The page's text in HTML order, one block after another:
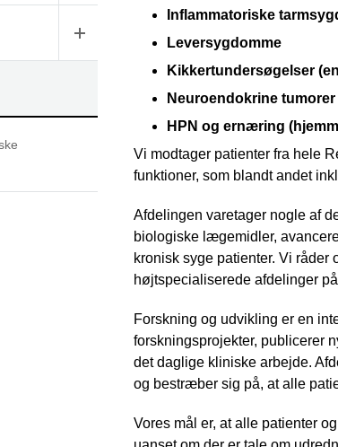
Inflammatoriske
Leversygdomme
Kikkertundersøgelser
Neuroendokrine tumorer
HPN og ernæring
Vi modtager patienter fra hele
funktioner, som blandt andet
Afdelingen varetager nogle af
biologiske lægemidler,
kronisk syge patienter. Vi
højtspecialiserede afdelinger
Forskning og udvikling er en
forskningsprojekter, publicerer
det daglige kliniske arbejde.
og bestræber sig på, at alle
Vores mål er, at alle patienter